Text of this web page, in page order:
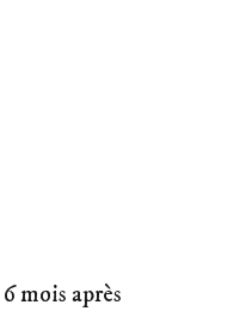
mois après